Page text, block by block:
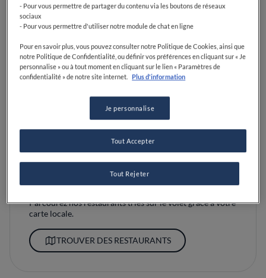
Découvrez la carte
Parcourez nos restaurants triés sur le volet grâce à votre
carte locale.
TROUVER DES RESTAURANTS
- Pour vous permettre de partager du contenu via les boutons de réseaux
sociaux
- Pour vous permettre d'utiliser notre module de chat en ligne
Pour en savoir plus, vous pouvez consulter notre Politique de Cookies, ainsi que
notre Politique de Confidentialité, ou définir vos préférences en cliquant sur « Je
personnalise » ou à tout moment en cliquant sur le lien « Paramètres de
confidentialité » de notre site internet.
Plus d'information
Je personnalise
Tout Rejeter
Tout Accepter